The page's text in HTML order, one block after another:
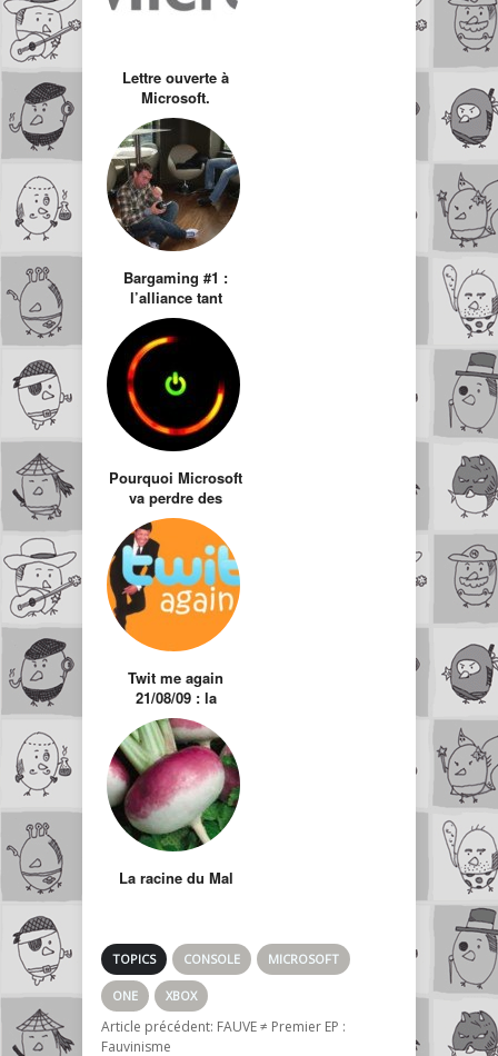
Lettre ouverte à
Microsoft.
Bargaming #1 :
l’alliance tant
attendue des
Geeks et des
Alcooliques
Pourquoi Microsoft
va perdre des
joueurs avec la
next gen
Twit me again
21/08/09 : la
sélection des twits
hors actualité
La racine du Mal
TOPICS CONSOLE MICROSOFT
ONE XBOX
Article précédent: FAUVE ≠ Premier EP :
Fauvinisme